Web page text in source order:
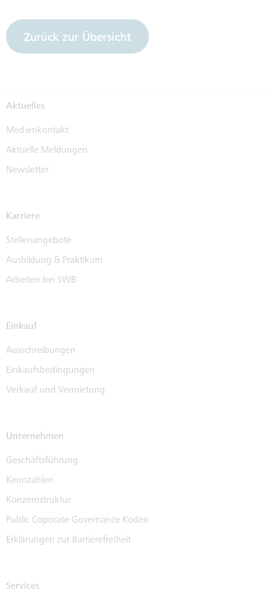
Zurück zur Übersicht
Aktuelles
Medienkontakt
Aktuelle Meldungen
Newsletter
Karriere
Stellenangebote
Ausbildung & Praktikum
Arbeiten bei SWB
Einkauf
Ausschreibungen
Einkaufsbedingungen
Verkauf und Vermietung
Unternehmen
Geschäftsführung
Kennzahlen
Konzernstruktur
Public Coporate Governance Kodex
Erklärungen zur Barrierefreiheit
Services